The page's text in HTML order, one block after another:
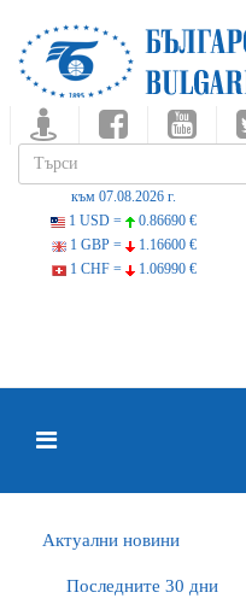
към 07.08.2026 г.
1 USD =
0.86690 €
1 GBP =
1.16600 €
1 CHF =
1.06990 €
Актуални новини
Последните 30 дни